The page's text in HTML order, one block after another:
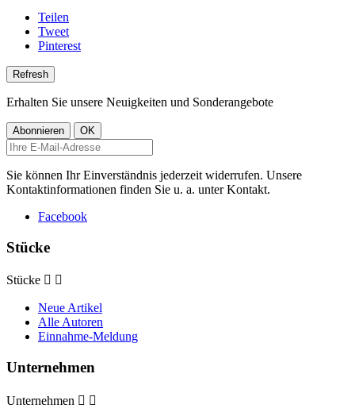
Teilen
Tweet
Pinterest
Erhalten Sie unsere Neuigkeiten und Sonderangebote
Sie können Ihr Einverständnis jederzeit widerrufen. Unsere
Kontaktinformationen finden Sie u. a. unter Kontakt.
Facebook
Stücke
Stücke  
Neue Artikel
Alle Autoren
Einnahme-Meldung
Unternehmen
Unternehmen  